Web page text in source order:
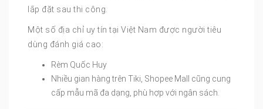
lắp đặt sau thi công.
Một số địa chỉ uy tín tại Việt Nam được người tiêu
dùng đánh giá cao:
Rèm Quốc Huy
Nhiều gian hàng trên Tiki, Shopee Mall cũng cung
cấp mẫu mã đa dạng, phù hợp với ngân sách.